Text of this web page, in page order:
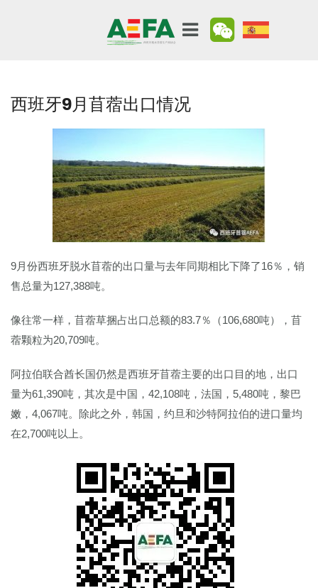
西班牙9月苜蓿出口情况
9月份西班牙脱水苜蓿的出口量与去年同期相比下降了16％，销
售总量为127,388吨。
像往常一样，苜蓿草捆占出口总额的83.7％（106,680吨），苜
蓿颗粒为20,709吨。
阿拉伯联合酋长国仍然是西班牙苜蓿主要的出口目的地，出口
量为61,390吨，其次是中国，42,108吨，法国，5,480吨，黎巴
嫩，4,067吨。除此之外，韩国，约旦和沙特阿拉伯的进口量均
在2,700吨以上。